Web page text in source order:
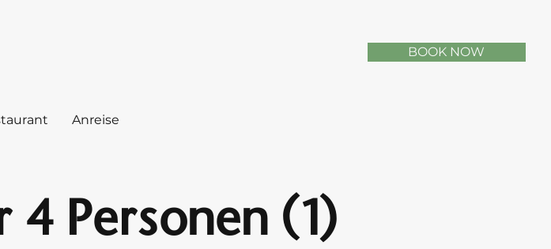
BOOK NOW
Anreise
4 Personen (1)